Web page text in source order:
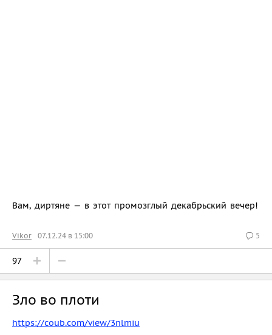
Вам, диртяне — в этот промозглый декабрьский вечер!
Vikor 07.12.24 в 15:00 5
97
Зло во плоти
https://coub.com/view/3nlmiu